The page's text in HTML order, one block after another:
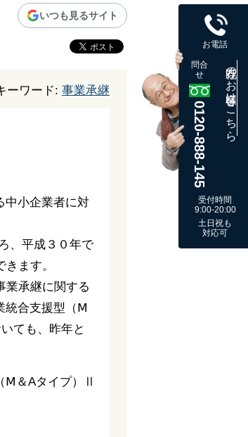
いつも見るサイト
ーワード: 事業承継
中小企業者に対
、平成３０年で
ます。
業承継に関する
統合支援型（Ⅿ
ても、昨年と
Ⅿ＆Aタイプ）Ⅱ
お電話
問合
せ
0120-888-145
既存のお客様はこちら
受付時間
9:00-20:00
土日祝も
対応可